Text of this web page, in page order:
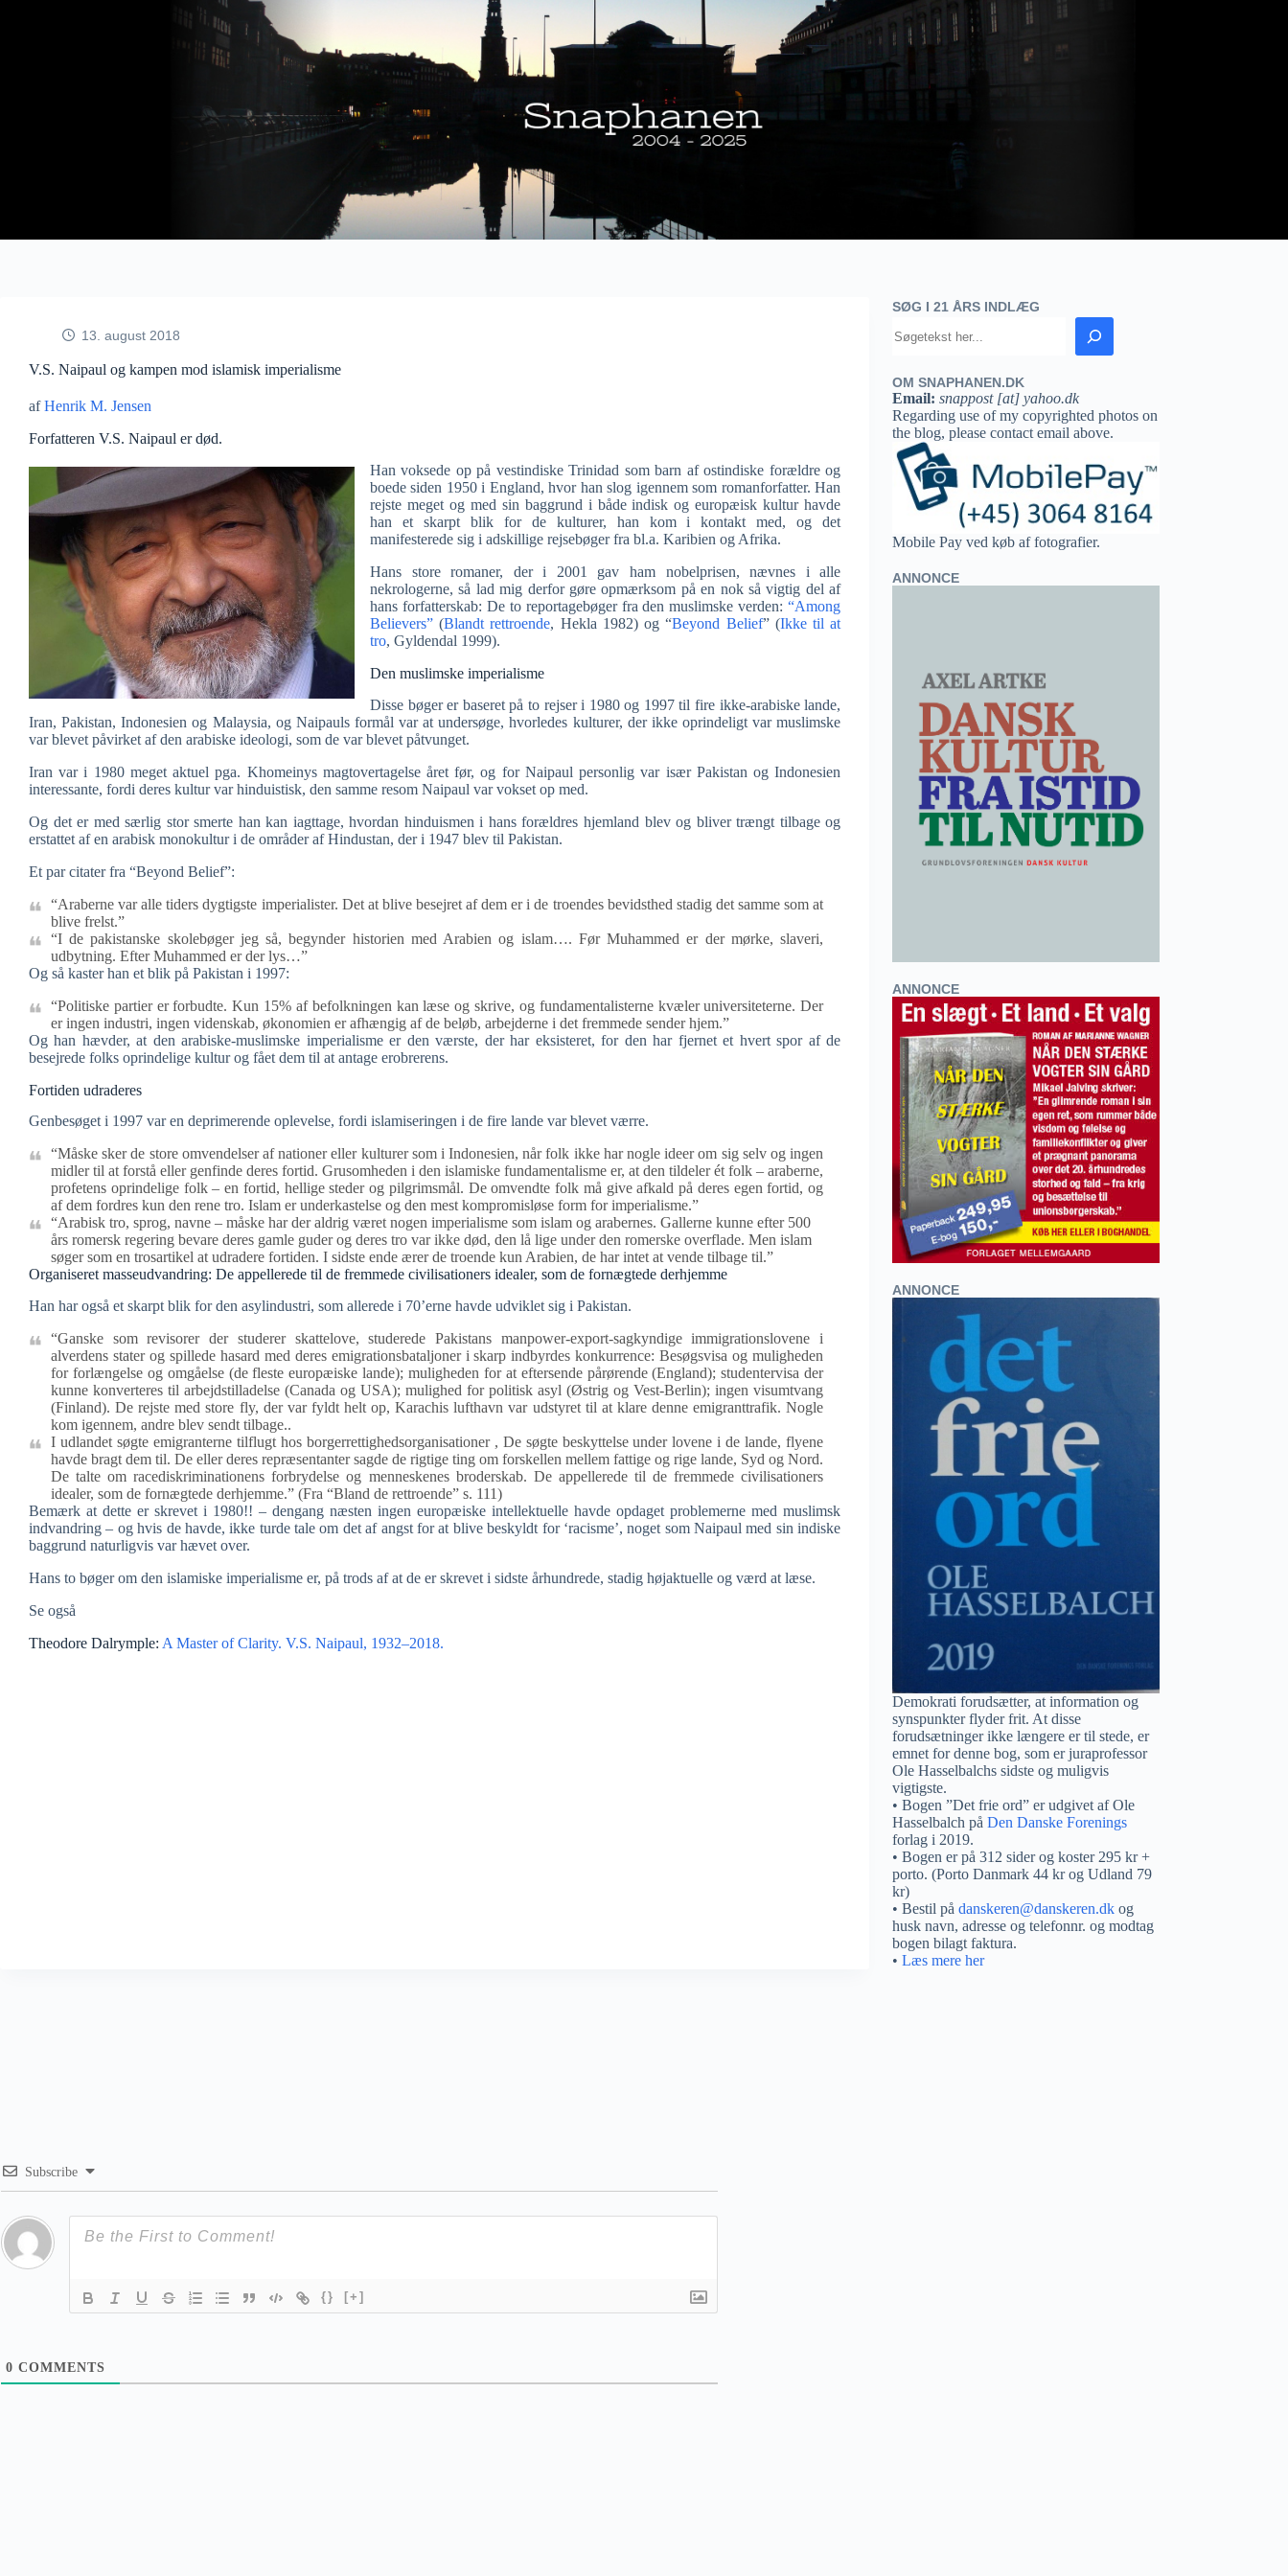
13. august 2018
V.S. Naipaul og kampen mod islamisk imperialisme
afHenrik M. Jensen
Forfatteren V.S. Naipaul er død.
Han voksede op på vestindiske Trinidad som barn af ostindiske forældre og
boede siden 1950 i England, hvor han slog igennem som romanforfatter. Han
rejste meget og med sin baggrund i både indisk og europæisk kultur havde
han et skarpt blik for de kulturer, han kom i kontakt med, og det
manifesterede sig i adskillige rejsebøger fra bl.a. Karibien og Afrika.
Hans store romaner, der i 2001 gav ham nobelprisen, nævnes i alle
nekrologerne, så lad mig derfor gøre opmærksom på en nok så vigtig del af
hans forfatterskab: De to reportagebøger fra den muslimske verden:“Among
Believers” (Blandt rettroende, Hekla 1982) og “Beyond Belief” (Ikke til at
tro, Gyldendal 1999).
Den muslimske imperialisme
Disse bøger er baseret på to rejser i 1980 og 1997 til fire ikke-arabiske lande,
Iran, Pakistan, Indonesien og Malaysia, og Naipauls formål var at undersøge, hvorledes kulturer, der ikke oprindeligt var muslimske
var blevet påvirket af den arabiske ideologi, som de var blevet påtvunget.
Iran var i 1980 meget aktuel pga. Khomeinys magtovertagelse året før, og for Naipaul personlig var især Pakistan og Indonesien
interessante, fordi deres kultur var hinduistisk, den samme resom Naipaul var vokset op med.
Og det er med særlig stor smerte han kan iagttage, hvordan hinduismen i hans forældres hjemland blev og bliver trængt tilbage og
erstattet af en arabisk monokultur i de områder af Hindustan, der i 1947 blev til Pakistan.
Et par citater fra “Beyond Belief”:
“Araberne var alle tiders dygtigste imperialister. Det at blive besejret af dem er i de troendes bevidsthed stadig det samme som at
blive frelst.”
“I de pakistanske skolebøger jeg så, begynder historien med Arabien og islam…. Før Muhammed er der mørke, slaveri,
udbytning. Efter Muhammed er der lys…”
Og så kaster han et blik på Pakistan i 1997:
“Politiske partier er forbudte. Kun 15% af befolkningen kan læse og skrive, og fundamentalisterne kvæler universiteterne. Der
er ingen industri, ingen videnskab, økonomien er afhængig af de beløb, arbejderne i det fremmede sender hjem.”
Og han hævder, at den arabiske-muslimske imperialisme er den værste, der har eksisteret, for den har fjernet et hvert spor af de
besejrede folks oprindelige kultur og fået dem til at antage erobrerens.
Fortiden udraderes
Genbesøget i 1997 var en deprimerende oplevelse, fordi islamiseringen i de fire lande var blevet værre.
“Måske sker de store omvendelser af nationer eller kulturer som i Indonesien, når folk ikke har nogle ideer om sig selv og ingen
midler til at forstå eller genfinde deres fortid. Grusomheden i den islamiske fundamentalisme er, at den tildeler ét folk – araberne,
profetens oprindelige folk – en fortid, hellige steder og pilgrimsmål. De omvendte folk må give afkald på deres egen fortid, og
af dem fordres kun den rene tro. Islam er underkastelse og den mest kompromisløse form for imperialisme.”
“Arabisk tro, sprog, navne – måske har der aldrig været nogen imperialisme som islam og arabernes. Gallerne kunne efter 500
års romersk regering bevare deres gamle guder og deres tro var ikke død, den lå lige under den romerske overflade. Men islam
søger som en trosartikel at udradere fortiden. I sidste ende ærer de troende kun Arabien, de har intet at vende tilbage til.”
Organiseret masseudvandring: De appellerede til de fremmede civilisationers idealer, som de fornægtede derhjemme
Han har også et skarpt blik for den asylindustri, som allerede i 70’erne havde udviklet sig i Pakistan.
“Ganske som revisorer der studerer skattelove, studerede Pakistans manpower-export-sagkyndige immigrationslovene i
alverdens stater og spillede hasard med deres emigrationsbataljoner i skarp indbyrdes konkurrence: Besøgsvisa og muligheden
for forlængelse og omgåelse (de fleste europæiske lande); muligheden for at eftersende pårørende (England); studentervisa der
kunne konverteres til arbejdstilladelse (Canada og USA); mulighed for politisk asyl (Østrig og Vest-Berlin); ingen visumtvang
(Finland). De rejste med store fly, der var fyldt helt op, Karachis lufthavn var udstyret til at klare denne emigranttrafik. Nogle
kom igennem, andre blev sendt tilbage..
I udlandet søgte emigranterne tilflugt hos borgerrettighedsorganisationer , De søgte beskyttelse under lovene i de lande, flyene
havde bragt dem til. De eller deres repræsentanter sagde de rigtige ting om forskellen mellem fattige og rige lande, Syd og Nord.
De talte om racediskriminationens forbrydelse og menneskenes broderskab. De appellerede til de fremmede civilisationers
idealer, som de fornægtede derhjemme.” (Fra “Bland de rettroende” s. 111)
Bemærk at dette er skrevet i 1980!! – dengang næsten ingen europæiske intellektuelle havde opdaget problemerne med muslimsk
indvandring – og hvis de havde, ikke turde tale om det af angst for at blive beskyldt for ‘racisme’, noget som Naipaul med sin indiske
baggrund naturligvis var hævet over.
Hans to bøger om den islamiske imperialisme er, på trods af at de er skrevet i sidste århundrede, stadig højaktuelle og værd at læse.
Se også
Theodore Dalrymple: A Master of Clarity. V.S. Naipaul, 1932–2018.
SØG I 21 ÅRS INDLÆG
OM SNAPHANEN.DK
Email: snappost [at] yahoo.dk
Regarding use of my copyrighted photos on
the blog, please contact email above.
Mobile Pay ved køb af fotografier.
ANNONCE
ANNONCE
ANNONCE
Demokrati forudsætter, at information og
synspunkter flyder frit. At disse
forudsætninger ikke længere er til stede, er
emnet for denne bog, som er juraprofessor
Ole Hasselbalchs sidste og muligvis
vigtigste.
• Bogen ”Det frie ord” er udgivet af Ole
Hasselbalch påDen Danske Forenings
forlag i 2019.
• Bogen er på 312 sider og koster 295 kr +
porto. (Porto Danmark 44 kr og Udland 79
kr)
• Bestil pådanskeren@danskeren.dk og
husk navn, adresse og telefonnr. og modtag
bogen bilagt faktura.
•Læs mere her
Subscribe
{} [+]
0 COMMENTS